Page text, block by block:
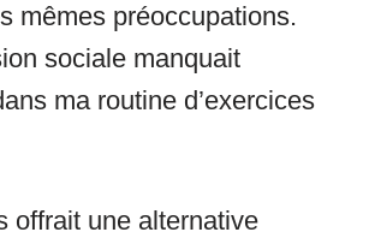
mêmes préoccupations.
sociale manquait
ma routine d’exercices
offrait une alternative